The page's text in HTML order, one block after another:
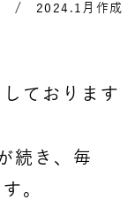
/ 2024.1月作成
ております
続き、毎
。